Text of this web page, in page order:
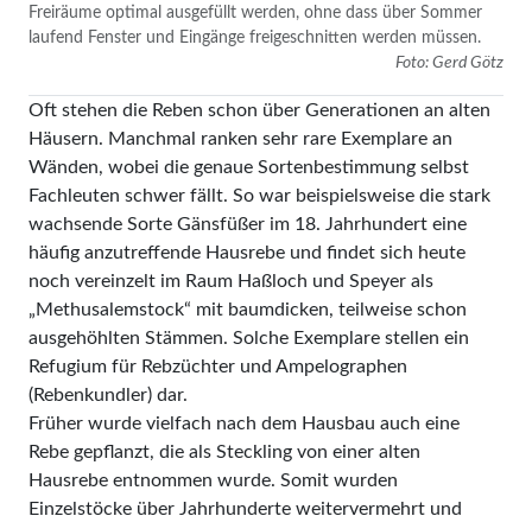
Freiräume optimal ausgefüllt werden, ohne dass über Sommer
laufend Fenster und Eingänge freigeschnitten werden müssen.
Foto: Gerd Götz
Oft stehen die Reben schon über Generationen an alten
Häusern. Manchmal ranken sehr rare Exemplare an
Wänden, wobei die genaue Sortenbestimmung selbst
Fachleuten schwer fällt. So war beispielsweise die stark
wachsende Sorte Gänsfüßer im 18. Jahrhundert eine
häufig anzutreffende Hausrebe und findet sich heute
noch vereinzelt im Raum Haßloch und Speyer als
„Methusalemstock“ mit baumdicken, teilweise schon
ausgehöhlten Stämmen. Solche Exemplare stellen ein
Refugium für Rebzüchter und Ampelographen
(Rebenkundler) dar.
Früher wurde vielfach nach dem Hausbau auch eine
Rebe gepflanzt, die als Steckling von einer alten
Hausrebe entnommen wurde. Somit wurden
Einzelstöcke über Jahrhunderte weitervermehrt und